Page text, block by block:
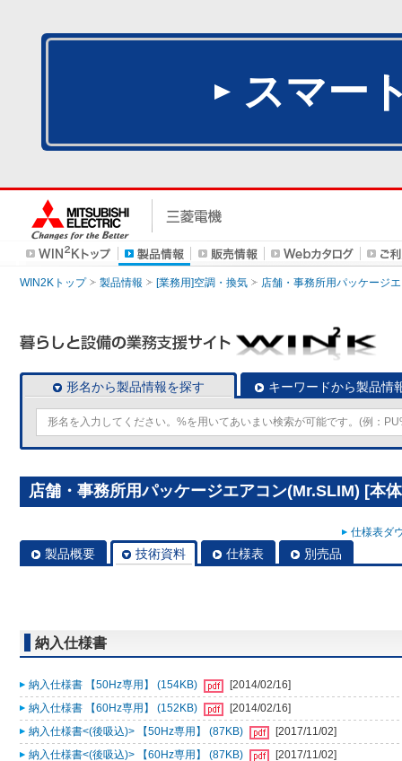
スマー
WIN2Kトップ 製品情報 [業務用]空調・換気 店舗・事務所用パッケージ
形名から製品情報を探す キーワードから製品情
店舗・事務所用パッケージエアコン(Mr.SLIM) [本
仕様表ダ
製品概要 技術資料 仕様表 別売品
納入仕様書
納入仕様書 【50Hz専用】 (154KB)
[2014/02/16]
納入仕様書 【60Hz専用】 (152KB)
[2014/02/16]
納入仕様書<(後吸込)> 【50Hz専用】 (87KB)
[2017/11/02]
納入仕様書<(後吸込)> 【60Hz専用】 (87KB)
[2017/11/02]